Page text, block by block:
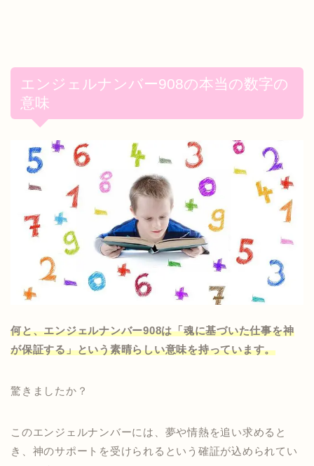
エンジェルナンバー908の本当の数字の
意味
何と、エンジェルナンバー908は「魂に基づいた仕事を神
が保証する」という素晴らしい意味を持っています。
驚きましたか？
このエンジェルナンバーには、夢や情熱を追い求めると
き、神のサポートを受けられるという確証が込められてい